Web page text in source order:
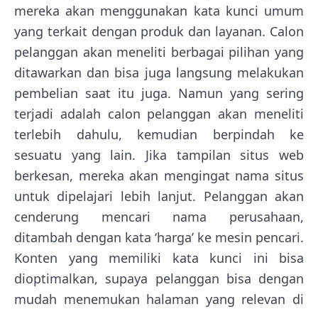
mereka akan menggunakan kata kunci umum
yang terkait dengan produk dan layanan. Calon
pelanggan akan meneliti berbagai pilihan yang
ditawarkan dan bisa juga langsung melakukan
pembelian saat itu juga. Namun yang sering
terjadi adalah calon pelanggan akan meneliti
terlebih dahulu, kemudian berpindah ke
sesuatu yang lain. Jika tampilan situs web
berkesan, mereka akan mengingat nama situs
untuk dipelajari lebih lanjut. Pelanggan akan
cenderung mencari nama perusahaan,
ditambah dengan kata ‘harga’ ke mesin pencari.
Konten yang memiliki kata kunci ini bisa
dioptimalkan, supaya pelanggan bisa dengan
mudah menemukan halaman yang relevan di